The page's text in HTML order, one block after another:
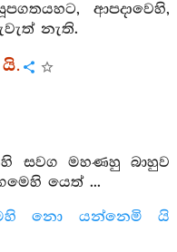
ආපදාවෙහි,
නැති.
සවග මහණහු බාහුව
යෙත් ...
නො යන්නෙමි යි